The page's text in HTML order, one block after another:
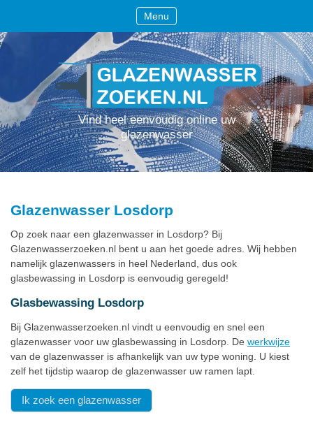
Menu
Vind heel eenvoudig online uw
glazenwasser
Glazenwasser Losdorp
Op zoek naar een glazenwasser in Losdorp? Bij
Glazenwasserzoeken.nl bent u aan het goede adres. Wij hebben
namelijk glazenwassers in heel Nederland, dus ook
glasbewassing in Losdorp is eenvoudig geregeld!
Glasbewassing Losdorp
Bij Glazenwasserzoeken.nl vindt u eenvoudig en snel een
glazenwasser voor uw glasbewassing in Losdorp. De werkwijze
van de glazenwasser is afhankelijk van uw type woning. U kiest
zelf het tijdstip waarop de glazenwasser uw ramen lapt.
Ik zoek een glazenwasser